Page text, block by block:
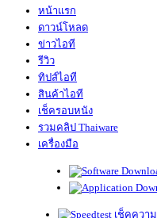
หน้าแรก
ดาวน์โหลด
ข่าวไอที
รีวิว
ทิปส์ไอที
สินค้าไอที
เช็ครอบหนัง
รวมคลิป Thaiware
เครื่องมือ
เช็คความ